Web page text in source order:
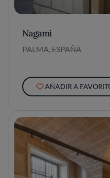
Nagami
PALMA, ESPAÑA
AÑADIR A